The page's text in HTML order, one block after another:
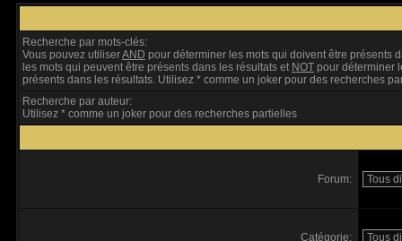
Recherche par mots-clés:
Vous pouvez utiliserAND pour déterminer les mots qui doivent être présents
les mots qui peuvent être présents dans les résultats et NOT pour déterminer
présents dans les résultats. Utilisez * comme un joker pour des recherches
Recherche par auteur:
Utilisez * comme un joker pour des recherches partielles
Forum:
Catégorie: